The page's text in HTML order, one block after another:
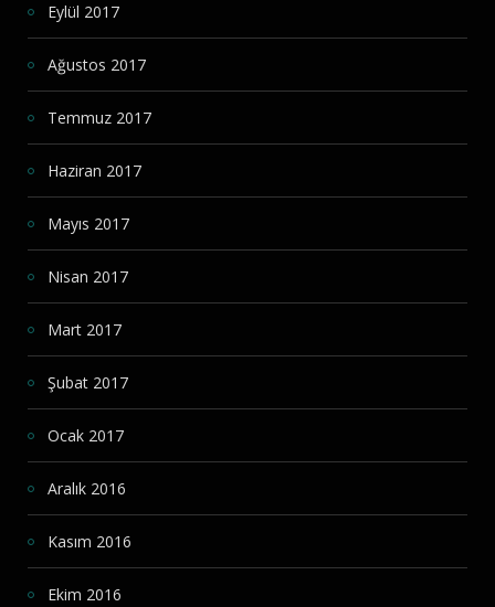
Eylül 2017
Ağustos 2017
Temmuz 2017
Haziran 2017
Mayıs 2017
Nisan 2017
Mart 2017
Şubat 2017
Ocak 2017
Aralık 2016
Kasım 2016
Ekim 2016